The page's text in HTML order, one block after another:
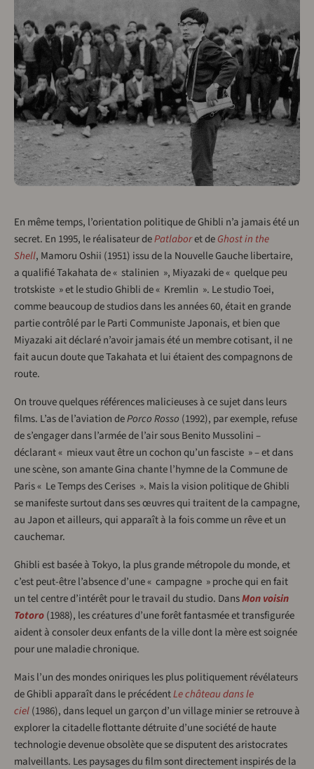
En même temps, l’orientation politique de Ghibli n’a jamais été un
secret. En 1995, le réalisateur dePatlaboret deGhost in the
Shell, Mamoru Oshii (1951) issu de la Nouvelle Gauche libertaire,
a qualifié Takahata de « stalinien », Miyazaki de « quelque peu
trotskiste » et le studio Ghibli de « Kremlin ». Le studio Toei,
comme beaucoup de studios dans les années 60, était en grande
partie contrôlé par le Parti Communiste Japonais, et bien que
Miyazaki ait déclaré n’avoir jamais été un membre cotisant, il ne
fait aucun doute que Takahata et lui étaient des compagnons de
route.
On trouve quelques références malicieuses à ce sujet dans leurs
films. L’as de l’aviation dePorco Rosso (1992), par exemple, refuse
de s’engager dans l’armée de l’air sous Benito Mussolini –
déclarant « mieux vaut être un cochon qu’un fasciste » – et dans
une scène, son amante Gina chante l’hymne de la Commune de
Paris « Le Temps des Cerises ». Mais la vision politique de Ghibli
se manifeste surtout dans ses œuvres qui traitent de la campagne,
au Japon et ailleurs, qui apparaît à la fois comme un rêve et un
cauchemar.
Ghibli est basée à Tokyo, la plus grande métropole du monde, et
c’est peut-être l’absence d’une « campagne » proche qui en fait
un tel centre d’intérêt pour le travail du studio. DansMon voisin
Totoro(1988), les créatures d’une forêt fantasmée et transfigurée
aident à consoler deux enfants de la ville dont la mère est soignée
pour une maladie chronique.
Mais l’un des mondes oniriques les plus politiquement révélateurs
de Ghibli apparaît dans le précédentLe château dans le
ciel(1986), dans lequel un garçon d’un village minier se retrouve à
explorer la citadelle flottante détruite d’une société de haute
technologie devenue obsolète que se disputent des aristocrates
malveillants. Les paysages du film sont directement inspirés de la